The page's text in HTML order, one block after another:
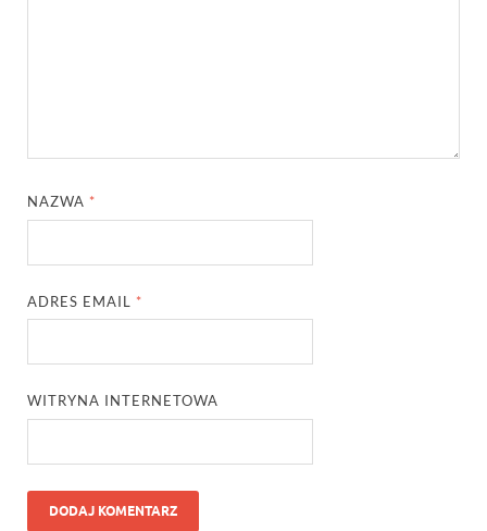
NAZWA *
ADRES EMAIL *
WITRYNA INTERNETOWA